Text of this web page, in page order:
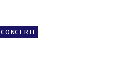
CONCERTI